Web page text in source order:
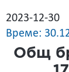
2023-12-30
Време:
Общ